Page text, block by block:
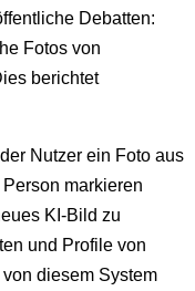
Debatten:
Fotos von
berichtet
Nutzer ein Foto aus
markieren
KI-Bild zu
und Profile von
diesem System